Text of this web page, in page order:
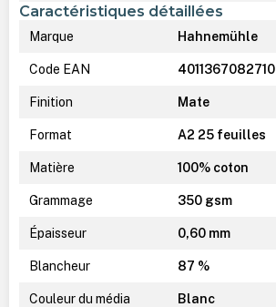
Caractéristiques détaillées
Marque Hahnemühle
Code EAN 4011367082710
Finition Mate
Format A2 25 feuilles
Matière 100% coton
Grammage 350 gsm
Épaisseur 0,60 mm
Blancheur 87 %
Couleur du média Blanc